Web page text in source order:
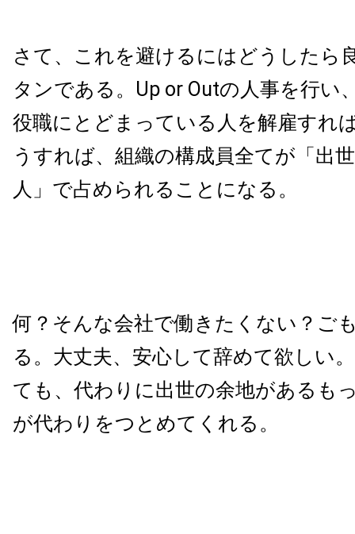
さて、これを避けるにはどうしたら
タンである。Up or Outの人事を行い
役職にとどまっている人を解雇すれ
うすれば、組織の構成員全てが「出
人」で占められることになる。
何？そんな会社で働きたくない？ご
る。大丈夫、安心して辞めて欲しい
ても、代わりに出世の余地があるも
が代わりをつとめてくれる。